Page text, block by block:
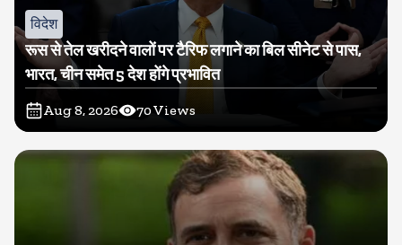
विदेश
रूस से तेल खरीदने वालों पर टैरिफ लगाने का बिल सीनेट से पास,
भारत, चीन समेत 5 देश होंगे प्रभावित
Aug 8, 2026 70Views